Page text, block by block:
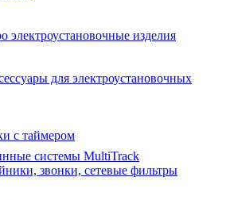
электроустановочные изделия
для электроустановочных
с таймером
системы MultiTrack
звонки, сетевые фильтры